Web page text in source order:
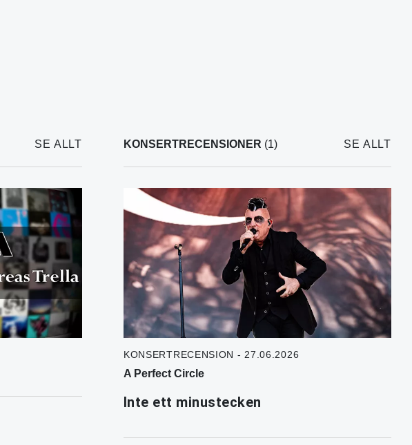
SE ALLT KONSERTRECENSIONER (1) SE ALLT
KONSERTRECENSION - 27.06.2026
A Perfect Circle
Inte ett minustecken